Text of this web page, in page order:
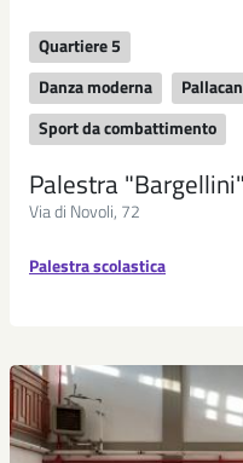
Quartiere 5
Danza moderna
Sport da combattimento
Palestra "Bargellini"
Via di Novoli, 72
Palestra scolastica